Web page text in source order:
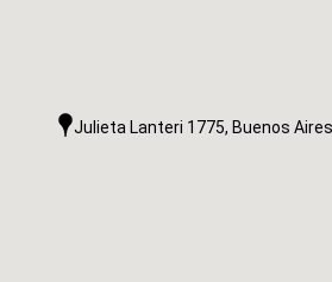
Julieta Lanteri 1775, Buenos Aires